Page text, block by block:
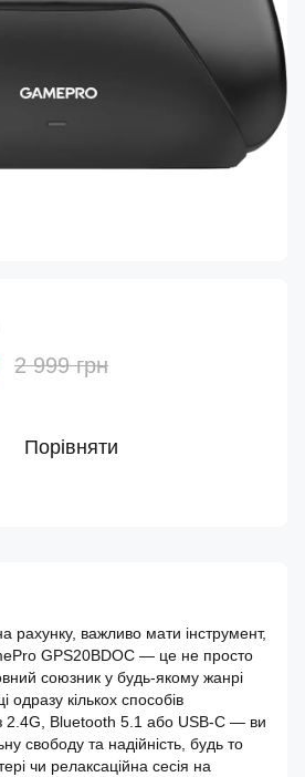
2 999 грн
Порівняти
рахунку, важливо мати інструмент,
GPS20BDOC — це не просто
союзник у будь-якому жанрі
одразу кількох способів
2.4G, Bluetooth 5.1 або USB-C — ви
свободу та надійність, будь то
чи релаксаційна сесія на